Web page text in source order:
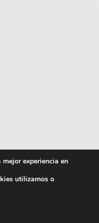
experiencia en
utilizamos o